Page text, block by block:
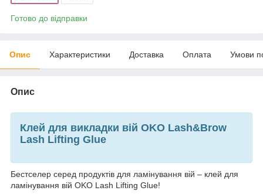
Готово до відправки
Опис Характеристики Доставка Оплата Умови
Опис
Клей для викладки вій OKO Lash&Brow
Lash Lifting Glue
Бестселер серед продуктів для ламінування вій – клей для
ламінування вій OKO Lash Lifting Glue!